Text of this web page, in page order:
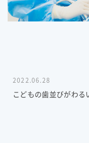
2022.06.28
こどもの歯並びがわる